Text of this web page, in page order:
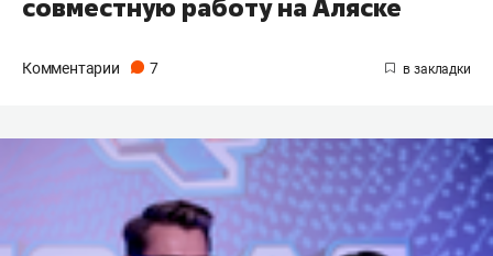
совместную работу на Аляске
Комментарии 7